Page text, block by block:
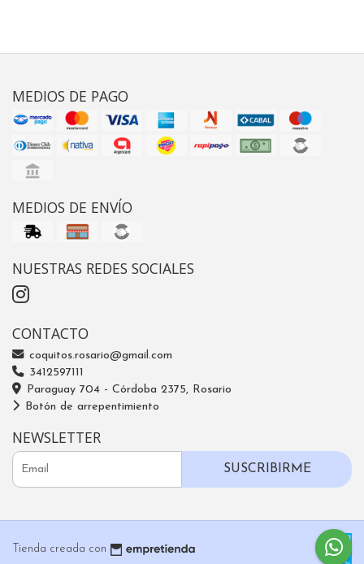
MEDIOS DE PAGO
MEDIOS DE ENVÍO
NUESTRAS REDES SOCIALES
CONTACTO
coquitos.rosario@gmail.com
3412597111
Paraguay 704 - Córdoba 2375, Rosario
Botón de arrepentimiento
NEWSLETTER
SUSCRIBIRME
Tienda creada con